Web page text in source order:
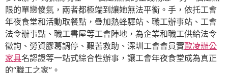
限的單戀傻氣，兩者都極端到讓她無法平衡。手，依托工會
年夜食堂和活動取餐點，疊加熱蜂驛站、職工辦事站、工會
法令辦事點、職工書屋等工會陣地，為企業和職工供給法令
徵詢、勞資膠葛調停、艱苦救助、深圳工會會員實歐凌辦公
家具名認證等一站式綜合性辦事，讓工會年夜食堂成為真正
的“職工之家”。